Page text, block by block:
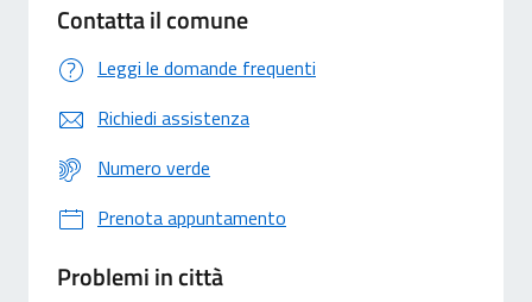
Contatta il comune
Leggi le domande frequenti
Richiedi assistenza
Numero verde
Prenota appuntamento
Problemi in città